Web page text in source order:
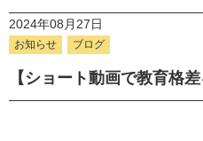
2024年08月27日
お知らせ ブログ
【ショート動画で教育格